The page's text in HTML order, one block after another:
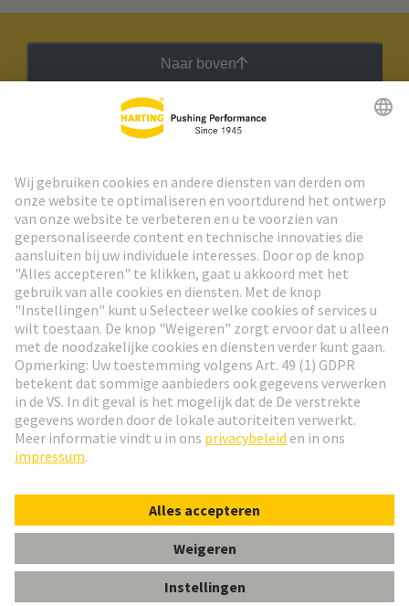
Naar boven
Ga naar registratie
Social Media
Nederlands
© HARTING Technology Group
AfdrukPrivacybeleid Cookie-instellingen
Gebruiksvoorwaarden